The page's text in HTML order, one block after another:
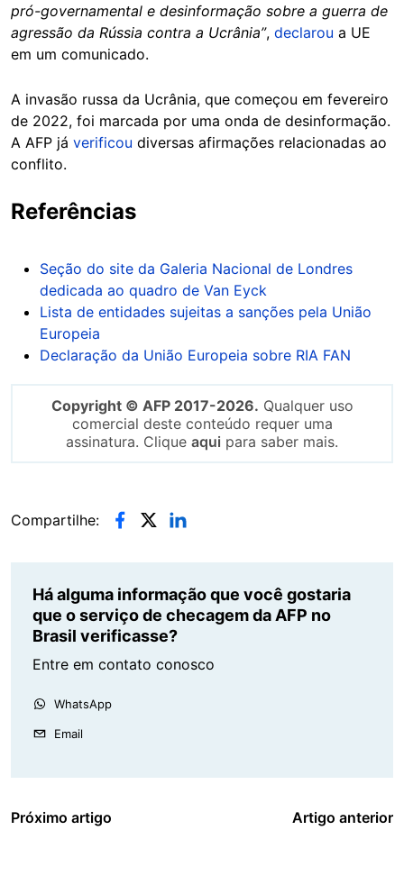
pró-governamental e desinformação sobre a guerra de
agressão da Rússia contra a Ucrânia”, declarou a UE
em um comunicado.
A invasão russa da Ucrânia, que começou em fevereiro
de 2022, foi marcada por uma onda de desinformação.
A AFP já verificou diversas afirmações relacionadas ao
conflito.
Referências
Seção do site da Galeria Nacional de Londres
dedicada ao quadro de Van Eyck
Lista de entidades sujeitas a sanções pela União
Europeia
Declaração da União Europeia sobre RIA FAN
Copyright © AFP 2017-2026. Qualquer uso
comercial deste conteúdo requer uma
assinatura. Clique aqui para saber mais.
Compartilhe:
Há alguma informação que você gostaria
que o serviço de checagem da AFP no
Brasil verificasse?
Entre em contato conosco
WhatsApp
Email
Próximo artigo Artigo anterior